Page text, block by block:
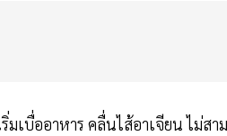
มเบื่ออาหาร คลื่นไส้อาเจียน ไม่ส